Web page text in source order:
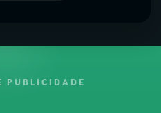
PUBLICIDADE